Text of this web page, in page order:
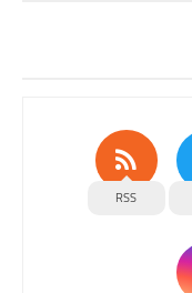
RSS